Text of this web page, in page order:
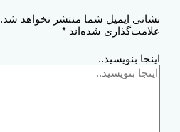
نشانی ایمیل شما منتشر نخواهد شد.
علامت‌گذاری شده‌اند *
اینجا بنویسید..